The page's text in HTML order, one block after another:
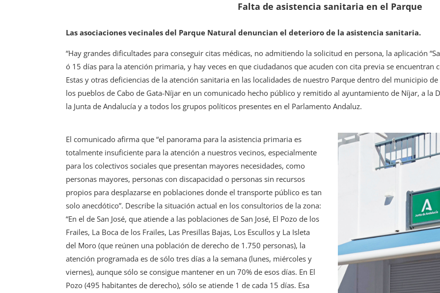
Falta de asistencia sanitaria en el Parque
Las asociaciones vecinales del Parque Natural denuncian el deterioro de la asistencia sanitaria.
“Hay grandes dificultades para conseguir citas médicas, no admitiendo la solicitud en persona, la aplicación
ó 15 días para la atención primaria, y hay veces en que ciudadanos que acuden con cita previa se encuentran
Estas y otras deficiencias de la atención sanitaria en las localidades de nuestro Parque dentro del municipio
los pueblos de Cabo de Gata-Níjar en un comunicado hecho público y remitido al ayuntamiento de Níjar, a la
la Junta de Andalucía y a todos los grupos políticos presentes en el Parlamento Andaluz.
El comunicado afirma que “el panorama para la asistencia primaria es
totalmente insuficiente para la atención a nuestros vecinos, especialmente
para los colectivos sociales que presentan mayores necesidades, como
personas mayores, personas con discapacidad o personas sin recursos
propios para desplazarse en poblaciones donde el transporte público es tan
solo anecdótico”. Describe la situación actual en los consultorios de la zona:
“En el de San José, que atiende a las poblaciones de San José, El Pozo de los
Frailes, La Boca de los Frailes, Las Presillas Bajas, Los Escullos y La Isleta
del Moro (que reúnen una población de derecho de 1.750 personas), la
atención programada es de sólo tres días a la semana (lunes, miércoles y
viernes), aunque sólo se consigue mantener en un 70% de esos días. En El
Pozo (495 habitantes de derecho), sólo se atiende 1 de cada 15 días. Esa